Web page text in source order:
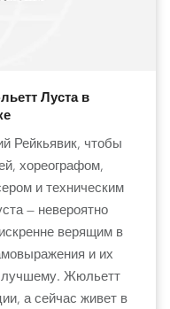
Луста в
Рейкьявик, чтобы
хореографом,
и техническим
— невероятно
верящим в
и их
лучшему. Жюльетт
а сейчас живет в